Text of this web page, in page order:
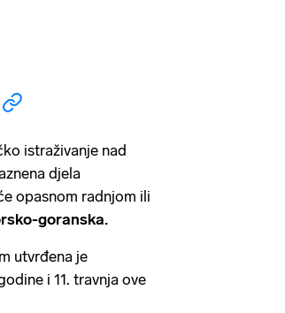
istraživanje nad
djela
opasnom radnjom ili
goranska.
utvrđena je
i 11. travnja ove